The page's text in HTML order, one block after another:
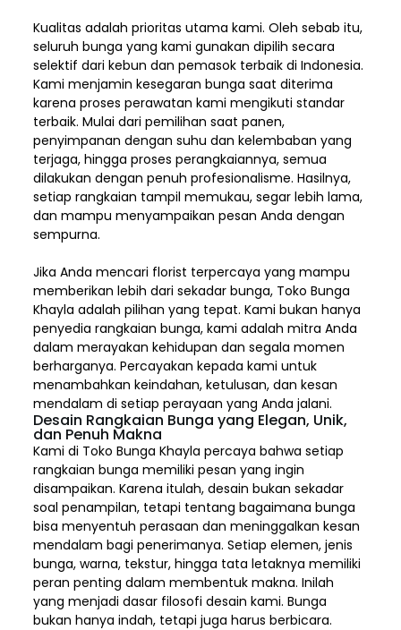
Kualitas adalah prioritas utama kami. Oleh sebab itu,
seluruh bunga yang kami gunakan dipilih secara
selektif dari kebun dan pemasok terbaik di Indonesia.
Kami menjamin kesegaran bunga saat diterima
karena proses perawatan kami mengikuti standar
terbaik. Mulai dari pemilihan saat panen,
penyimpanan dengan suhu dan kelembaban yang
terjaga, hingga proses perangkaiannya, semua
dilakukan dengan penuh profesionalisme. Hasilnya,
setiap rangkaian tampil memukau, segar lebih lama,
dan mampu menyampaikan pesan Anda dengan
sempurna.
Jika Anda mencari florist terpercaya yang mampu
memberikan lebih dari sekadar bunga, Toko Bunga
Khayla adalah pilihan yang tepat. Kami bukan hanya
penyedia rangkaian bunga, kami adalah mitra Anda
dalam merayakan kehidupan dan segala momen
berharganya. Percayakan kepada kami untuk
menambahkan keindahan, ketulusan, dan kesan
mendalam di setiap perayaan yang Anda jalani.
Desain Rangkaian Bunga yang Elegan, Unik,
dan Penuh Makna
Kami di Toko Bunga Khayla percaya bahwa setiap
rangkaian bunga memiliki pesan yang ingin
disampaikan. Karena itulah, desain bukan sekadar
soal penampilan, tetapi tentang bagaimana bunga
bisa menyentuh perasaan dan meninggalkan kesan
mendalam bagi penerimanya. Setiap elemen, jenis
bunga, warna, tekstur, hingga tata letaknya memiliki
peran penting dalam membentuk makna. Inilah
yang menjadi dasar filosofi desain kami. Bunga
bukan hanya indah, tetapi juga harus berbicara.